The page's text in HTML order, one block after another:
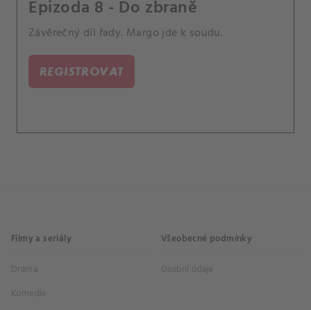
Epizoda 8 - Do zbraně
Závěrečný díl řady. Margo jde k soudu.
REGISTROVAT
Filmy a seriály
Drama
Komedie
Všeobecné podmínky
Osobní údaje